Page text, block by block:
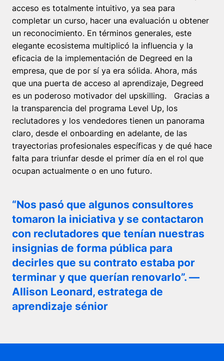
acceso es totalmente intuitivo, ya sea para
completar un curso, hacer una evaluación u obtener
un reconocimiento. En términos generales, este
elegante ecosistema multiplicó la influencia y la
eficacia de la implementación de Degreed en la
empresa, que de por sí ya era sólida. Ahora, más
que una puerta de acceso al aprendizaje, Degreed
es un poderoso motivador del upskilling. Gracias a
la transparencia del programa Level Up, los
reclutadores y los vendedores tienen un panorama
claro, desde el onboarding en adelante, de las
trayectorias profesionales específicas y de qué hace
falta para triunfar desde el primer día en el rol que
ocupan actualmente o en uno futuro.
“Nos pasó que algunos consultores
tomaron la iniciativa y se contactaron
con reclutadores que tenían nuestras
insignias de forma pública para
decirles que su contrato estaba por
terminar y que querían renovarlo”. —
Allison Leonard, estratega de
aprendizaje sénior